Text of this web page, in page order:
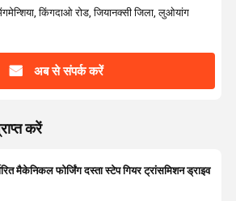
किंगदाओ रोड, जियानक्सी जिला, लुओयांग
अब से संपर्क करें
करें
मैकेनिकल फोर्जिंग दस्ता स्टेप गियर ट्रांसमिशन ड्राइव